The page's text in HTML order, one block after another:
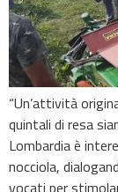
“Un’attività
quintali di resa
Lombardia è
nocciola,
vocati per